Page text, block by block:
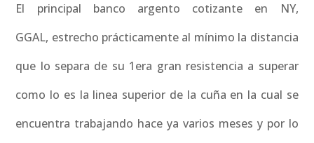
El principal banco argento cotizante en NY,
GGAL, estrecho prácticamente al mínimo la distancia
que lo separa de su 1era gran resistencia a superar
como lo es la linea superior de la cuña en la cual se
encuentra trabajando hace ya varios meses y por lo